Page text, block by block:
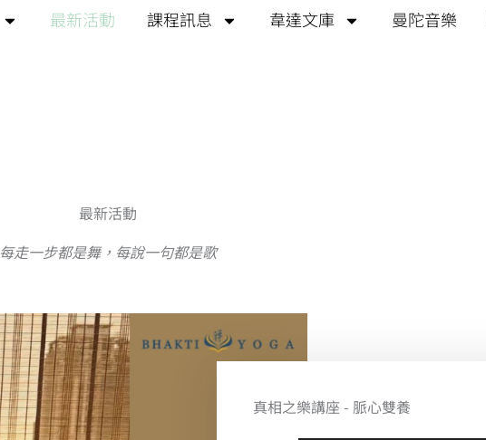
最新活動 課程訊息 韋達文庫 曼陀音樂
最新活動
每走一步都是舞，每說一句都是歌
真相之樂講座 - 脈心雙養